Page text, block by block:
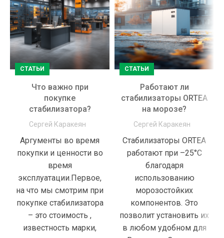
СТАТЬИ
Что важно при
покупке
стабилизатора?
Сергей Каракеян
Аргументы во время
покупки и ценности во
время
эксплуатации.Первое,
на что мы смотрим при
покупке стабилизатора
– это стоимость ,
известность марки,
СТАТЬИ
Работают ли
стабилизаторы ORTEA
на морозе?
Сергей Каракеян
Стабилизаторы ORTEA
работают при –25°С
благодаря
использованию
морозостойких
компонентов. Это
позволит установить их
в любом удобном для